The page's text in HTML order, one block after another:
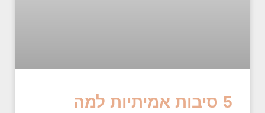
5 סיבות אמיתיות למה